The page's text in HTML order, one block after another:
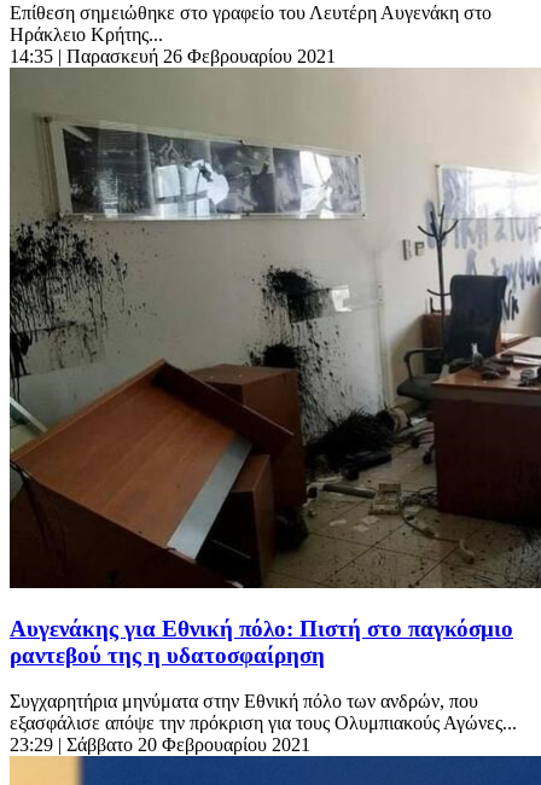
Επίθεση σημειώθηκε στο γραφείο του Λευτέρη Αυγενάκη στο
Ηράκλειο Κρήτης...
14:35 | Παρασκευή 26 Φεβρουαρίου 2021
Αυγενάκης για Εθνική πόλο: Πιστή στο παγκόσμιο
ραντεβού της η υδατοσφαίρηση
Συγχαρητήρια μηνύματα στην Εθνική πόλο των ανδρών, που
εξασφάλισε απόψε την πρόκριση για τους Ολυμπιακούς Αγώνες...
23:29 | Σάββατο 20 Φεβρουαρίου 2021